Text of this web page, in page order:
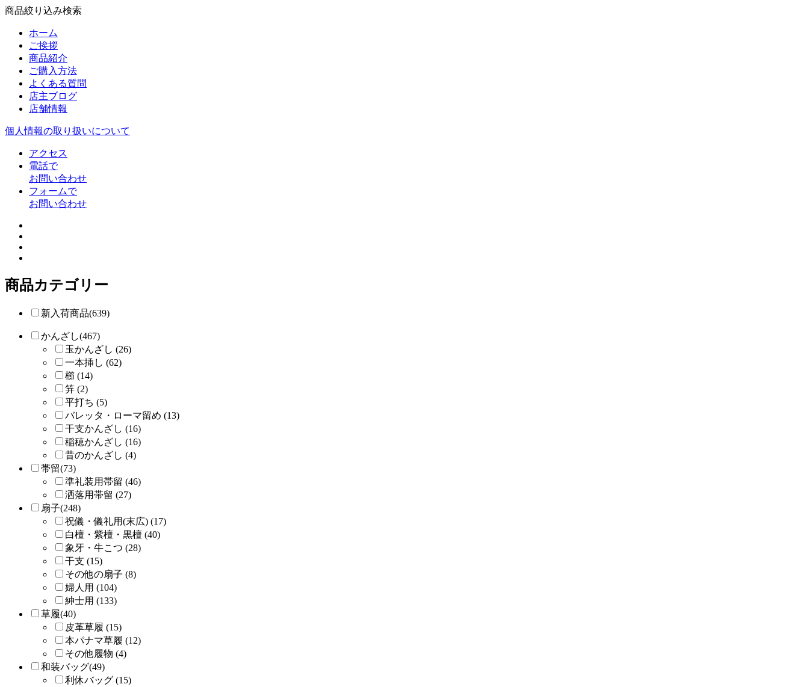
商品絞り込み検索
ホーム
ご挨拶
商品紹介
ご購入方法
よくある質問
店主ブログ
店舗情報
個人情報の取り扱いについて
アクセス
電話で
お問い合わせ
フォームで
お問い合わせ
商品カテゴリー
新入荷商品(639)
かんざし(467)
玉かんざし (26)
一本挿し (62)
櫛 (14)
笄 (2)
平打ち (5)
バレッタ・ローマ留め (13)
干支かんざし (16)
稲穂かんざし (16)
昔のかんざし (4)
帯留(73)
準礼装用帯留 (46)
洒落用帯留 (27)
扇子(248)
祝儀・儀礼用(末広) (17)
白檀・紫檀・黒檀 (40)
象牙・牛こつ (28)
干支 (15)
その他の扇子 (8)
婦人用 (104)
紳士用 (133)
草履(40)
皮革草履 (15)
本パナマ草履 (12)
その他履物 (4)
和装バッグ(49)
利休バッグ (15)